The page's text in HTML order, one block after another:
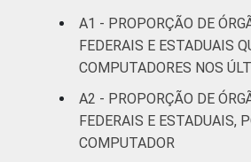
A1 - PROPORÇÃO DE
FEDERAIS E ESTADUAIS
COMPUTADORES NOS
A2 - PROPORÇÃO DE
FEDERAIS E ESTADUAIS,
COMPUTADOR